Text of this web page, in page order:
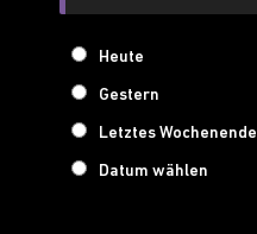
Heute
Gestern
Letztes Wochenende
Datum wählen